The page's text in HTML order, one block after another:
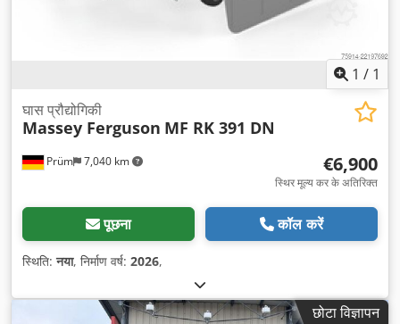
1 / 1
Prüm 7,040 km
घास प्रौद्योगिकी
Massey Ferguson MF RK 391 DN
€6,900
स्थिर मूल्य कर के अतिरिक्त
पूछना कॉल करें
स्थिति:नया, निर्माण वर्ष: 2026,
छोटा विज्ञापन